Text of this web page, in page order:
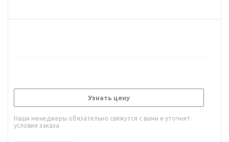
Узнать цену
Наши менеджеры обязательно свяжутся с вами и уточнят
условия заказа